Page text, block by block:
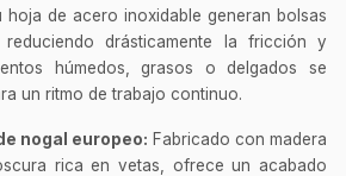
hoja de acero inoxidable generan bolsas
drásticamente la fricción y
húmedos, grasos o delgados se
un ritmo de trabajo continuo.
nogal europeo: Fabricado con madera
rica en vetas, ofrece un acabado